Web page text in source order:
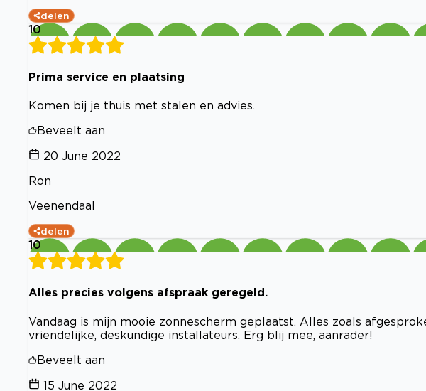
delen
10
Prima service en plaatsing
Komen bij je thuis met stalen en advies.
Beveelt aan
20 June 2022
Ron
Veenendaal
delen
10
Alles precies volgens afspraak geregeld.
Vandaag is mijn mooie zonnescherm geplaatst. Alles zoals
vriendelijke, deskundige installateurs. Erg blij mee, aanrader!
Beveelt aan
15 June 2022